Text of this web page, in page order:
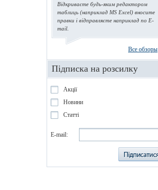
Відкриваєте будь-яким редактором
таблиць (наприклад MS Excel) вносите
правки і відправляєте наприклад по E-
mail.
Все обзоры
Підписка на розсилку
Акції
Новини
Статті
E-mail: